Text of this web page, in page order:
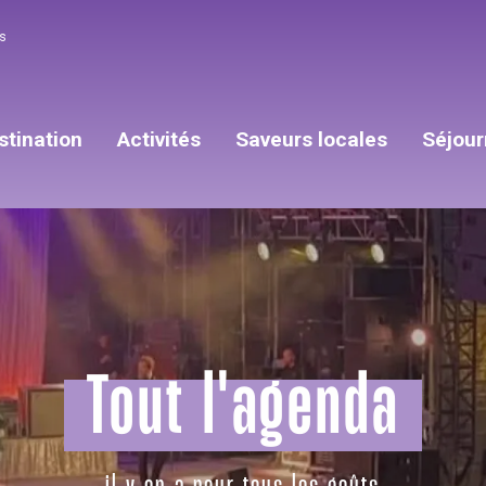
Activités Saveurs locales
Tout l'agenda